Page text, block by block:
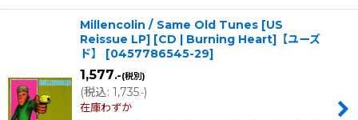
Millencolin / Same Old Tunes [US
Reissue LP] [CD | Burning Heart]【ユーズ
ド】
[0457786545-29]
1,577.-(税別)
(税込: 1,735.-)
在庫わずか